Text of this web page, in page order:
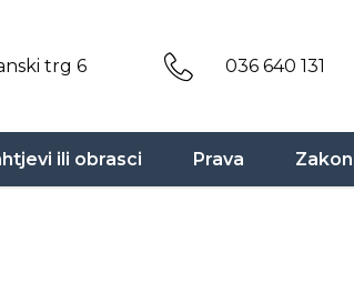
trg 6 036 640 131
ili obrasci Prava